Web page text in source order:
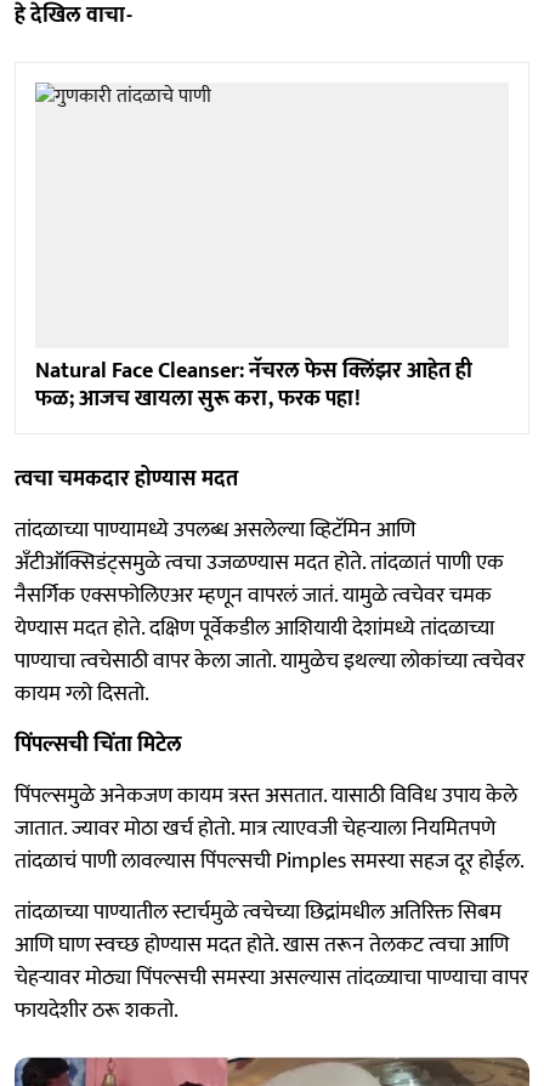
हे देखिल वाचा-
Natural Face Cleanser: नॅचरल फेस क्लिंझर आहेत ही
फळ; आजच खायला सुरू करा, फरक पहा!
त्वचा चमकदार होण्यास मदत
तांदळाच्या पाण्यामध्ये उपलब्ध असलेल्या व्हिटॅमिन आणि
अँटीऑक्सिडंट्समुळे त्वचा उजळण्यास मदत होते. तांदळातं पाणी एक
नैसर्गिक एक्सफोलिएअर म्हणून वापरलं जातं. यामुळे त्वचेवर चमक
येण्यास मदत होते. दक्षिण पूर्वेकडील आशियायी देशांमध्ये तांदळाच्या
पाण्याचा त्वचेसाठी वापर केला जातो. यामुळेच इथल्या लोकांच्या त्वचेवर
कायम ग्लो दिसतो.
पिंपल्सची चिंता मिटेल
पिंपल्समुळे अनेकजण कायम त्रस्त असतात. यासाठी विविध उपाय केले
जातात. ज्यावर मोठा खर्च होतो. मात्र त्याएवजी चेहऱ्याला नियमितपणे
तांदळाचं पाणी लावल्यास पिंपल्सची Pimples समस्या सहज दूर होईल.
तांदळाच्या पाण्यातील स्टार्चमुळे त्वचेच्या छिद्रांमधील अतिरिक्त सिबम
आणि घाण स्वच्छ होण्यास मदत होते. खास तरून तेलकट त्वचा आणि
चेहऱ्यावर मोठ्या पिंपल्सची समस्या असल्यास तांदळ्याचा पाण्याचा वापर
फायदेशीर ठरू शकतो.